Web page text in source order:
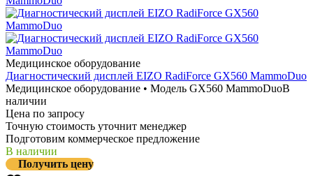
Медицинское оборудование
Диагностический дисплей EIZO RadiForce GX560 MammoDuo
Медицинское оборудование • Модель GX560 MammoDuoВ
наличии
Цена по запросу
Точную стоимость уточнит менеджер
Подготовим коммерческое предложение
В наличии
Получить цену